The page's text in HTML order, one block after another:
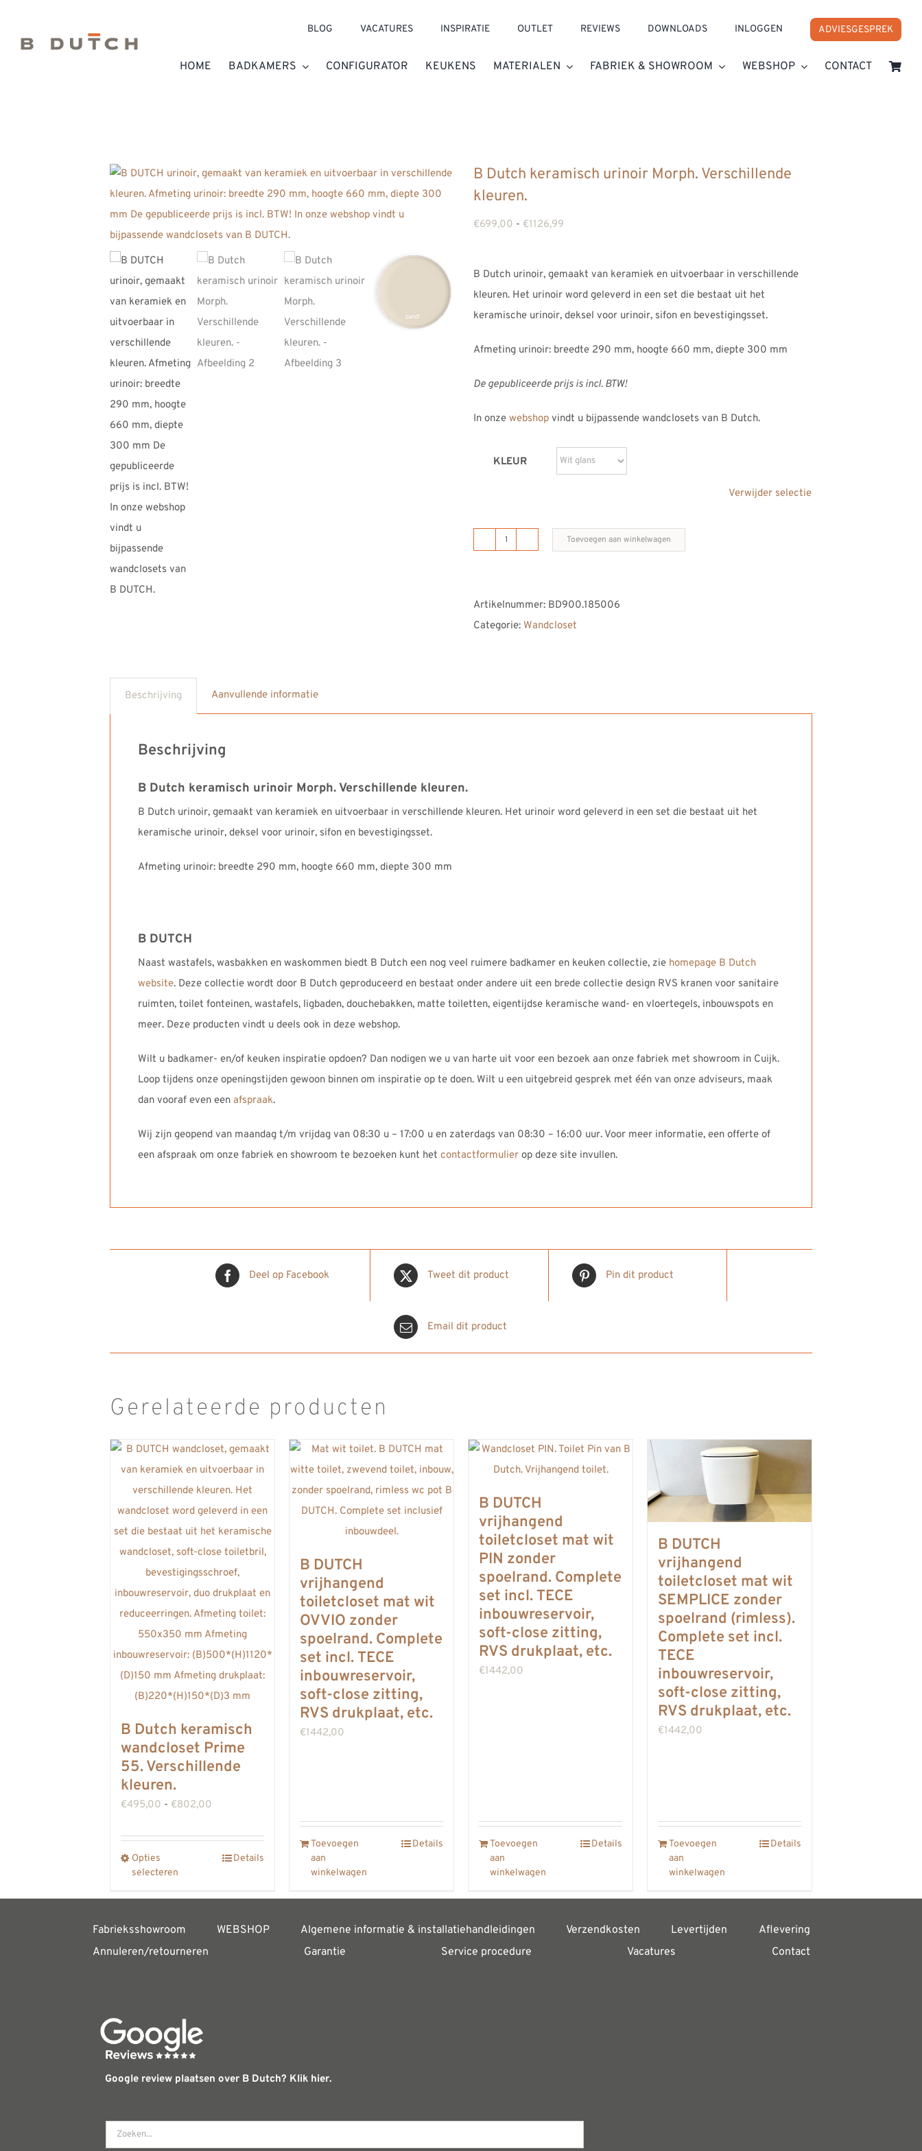
inhoud
BLOG VACATURES INSPIRATIE OUTLET REVIEWS DOWNLOADS INLOGGEN ADVIESGESPREK
HOME BADKAMERS CONFIGURATOR KEUKENS MATERIALEN FABRIEK & SHOWROOM WEBSHOP CONTACT
B Dutch keramisch urinoir Morph. Verschillende
kleuren.
€699,00 - €1126,99
B Dutch urinoir, gemaakt van keramiek en uitvoerbaar in verschillende
kleuren. Het urinoir word geleverd in een set die bestaat uit het
keramische urinoir, deksel voor urinoir, sifon en bevestigingsset.
Afmeting urinoir: breedte 290 mm, hoogte 660 mm, diepte 300 mm
De gepubliceerde prijs is incl. BTW!
In onze webshop vindt u bijpassende wandclosets van B Dutch.
KLEUR
Verwijder selectie
B
urinoir
Morph.
Toevoegen aan winkelwagen
Artikelnummer: BD900.185006
Categorie: Wandcloset
Beschrijving Aanvullende informatie
Beschrijving
B Dutch keramisch urinoir Morph. Verschillende kleuren.
B Dutch urinoir, gemaakt van keramiek en uitvoerbaar in verschillende kleuren. Het urinoir word geleverd in een set die bestaat uit het
keramische urinoir, deksel voor urinoir, sifon en bevestigingsset.
Afmeting urinoir: breedte 290 mm, hoogte 660 mm, diepte 300 mm
B DUTCH
Naast wastafels, wasbakken en waskommen biedt B Dutch een nog veel ruimere badkamer en keuken collectie, zie homepage B Dutch
website. Deze collectie wordt door B Dutch geproduceerd en bestaat onder andere uit een brede collectie design RVS kranen voor sanitaire
ruimten, toilet fonteinen, wastafels, ligbaden, douchebakken, matte toiletten, eigentijdse keramische wand- en vloertegels, inbouwspots en
meer. Deze producten vindt u deels ook in deze webshop.
Wilt u badkamer- en/of keuken inspiratie opdoen? Dan nodigen we u van harte uit voor een bezoek aan onze fabriek met showroom in Cuijk.
Loop tijdens onze openingstijden gewoon binnen om inspiratie op te doen. Wilt u een uitgebreid gesprek met één van onze adviseurs, maak
dan vooraf even een afspraak.
Wij zijn geopend van maandag t/m vrijdag van 08:30 u – 17:00 u en zaterdags van 08:30 – 16:00 uur. Voor meer informatie, een offerte of
een afspraak om onze fabriek en showroom te bezoeken kunt het contactformulier op deze site invullen.
Deel op Facebook Tweet dit product Pin dit product
Email dit product
Gerelateerde producten
B Dutch keramisch
wandcloset Prime
55. Verschillende
kleuren.
€495,00 - €802,00
tot
€802,00
Opties
selecteren
heeft
meerdere
gekozen
worden
de
Details
B DUTCH
vrijhangend
toiletcloset mat wit
OVVIO zonder
spoelrand. Complete
set incl. TECE
inbouwreservoir,
soft-close zitting,
RVS drukplaat, etc.
€1442,00
Toevoegen
aan
winkelwagen
Details
B DUTCH
vrijhangend
toiletcloset mat wit
PIN zonder
spoelrand. Complete
set incl. TECE
inbouwreservoir,
soft-close zitting,
RVS drukplaat, etc.
€1442,00
Toevoegen
aan
winkelwagen
Details
B DUTCH
vrijhangend
toiletcloset mat wit
SEMPLICE zonder
spoelrand (rimless).
Complete set incl.
TECE
inbouwreservoir,
soft-close zitting,
RVS drukplaat, etc.
€1442,00
Toevoegen
aan
winkelwagen
Details
Fabrieksshowroom WEBSHOP Algemene informatie & installatiehandleidingen Verzendkosten Levertijden
Aflevering
Annuleren/retourneren
Garantie Service procedure Vacatures Contact
Google review plaatsen over B Dutch? Klik hier.